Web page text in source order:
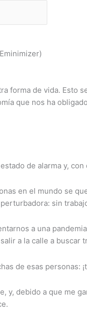
forma de vida. Esto
que nos ha
de alarma y,
en el mundo se
sin
a una
a la calle a
de esas personas:
y, debido a que me